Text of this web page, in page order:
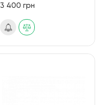
3 400 грн